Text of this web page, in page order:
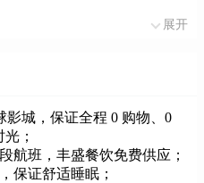
展开
影城，保证全程 0 购物、0
；
航班，丰盛餐饮免费供应；
保证舒适睡眠；